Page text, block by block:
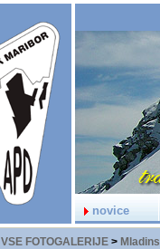
novice
VSE FOTOGALERIJE >